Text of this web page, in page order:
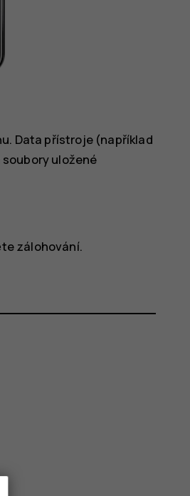
Data přístroje (například
uložené
zálohování.